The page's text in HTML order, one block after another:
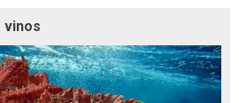
vinos